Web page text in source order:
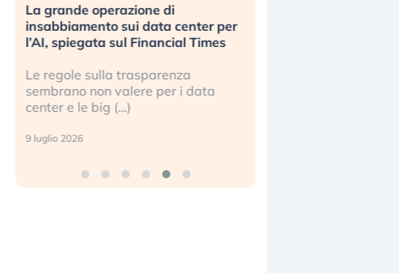
La grande operazione di
insabbiamento sui data center per
l’AI, spiegata sul Financial Times
Le regole sulla trasparenza
sembrano non valere per i data
center e le big (…)
9 luglio 2026